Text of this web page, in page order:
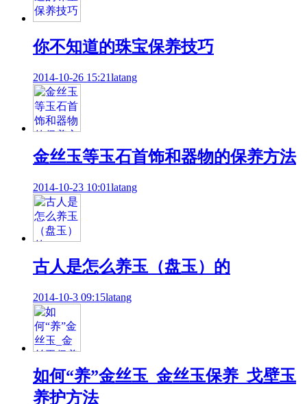
你不知道的珠宝保养技巧
2014-10-26 15:21latang
金丝玉等玉石首饰和器物的保养方法
2014-10-23 10:01latang
古人是怎么养玉（盘玉）的
2014-10-3 09:15latang
如何“养”金丝玉_金丝玉保养_戈壁玉
养护方法